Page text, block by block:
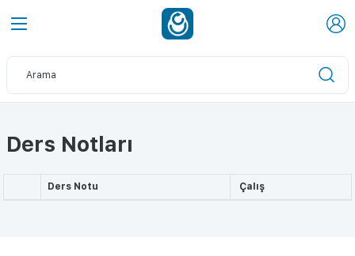
Ders Notları
Ders Notu Çalış